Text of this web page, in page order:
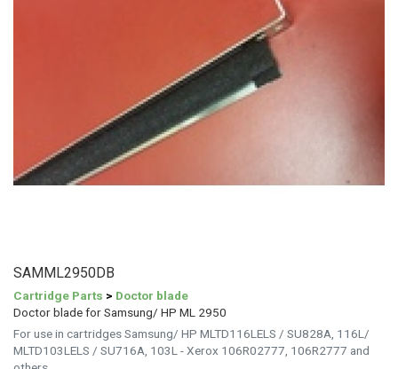
SAMML2950DB
Cartridge Parts > Doctor blade
Doctor blade for Samsung/ HP ML 2950
For use in cartridges Samsung/ HP MLTD116LELS / SU828A, 116L/
MLTD103LELS / SU716A, 103L - Xerox 106R02777, 106R2777 and